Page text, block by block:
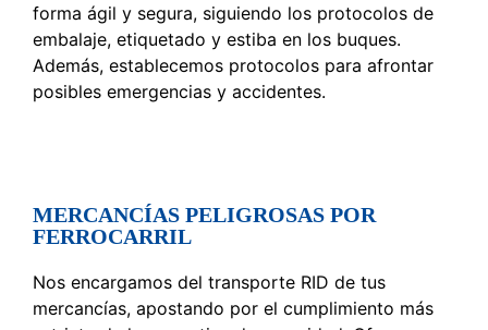
forma ágil y segura, siguiendo los protocolos de
embalaje, etiquetado y estiba en los buques.
Además, establecemos protocolos para afrontar
posibles emergencias y accidentes.
MERCANCÍAS PELIGROSAS POR
FERROCARRIL
Nos encargamos del transporte RID de tus
mercancías, apostando por el cumplimiento más